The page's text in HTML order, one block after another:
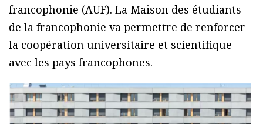
francophonie (AUF). La Maison des étudiants
de la francophonie va permettre de renforcer
la coopération universitaire et scientifique
avec les pays francophones.